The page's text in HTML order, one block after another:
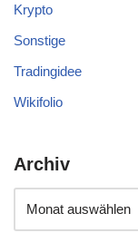
Krypto
Sonstige
Tradingidee
Wikifolio
Archiv